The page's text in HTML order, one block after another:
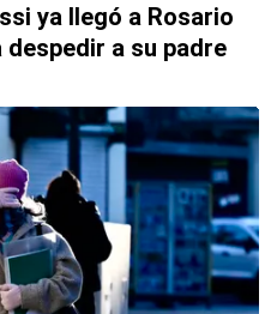
ya llegó a Rosario
a su padre